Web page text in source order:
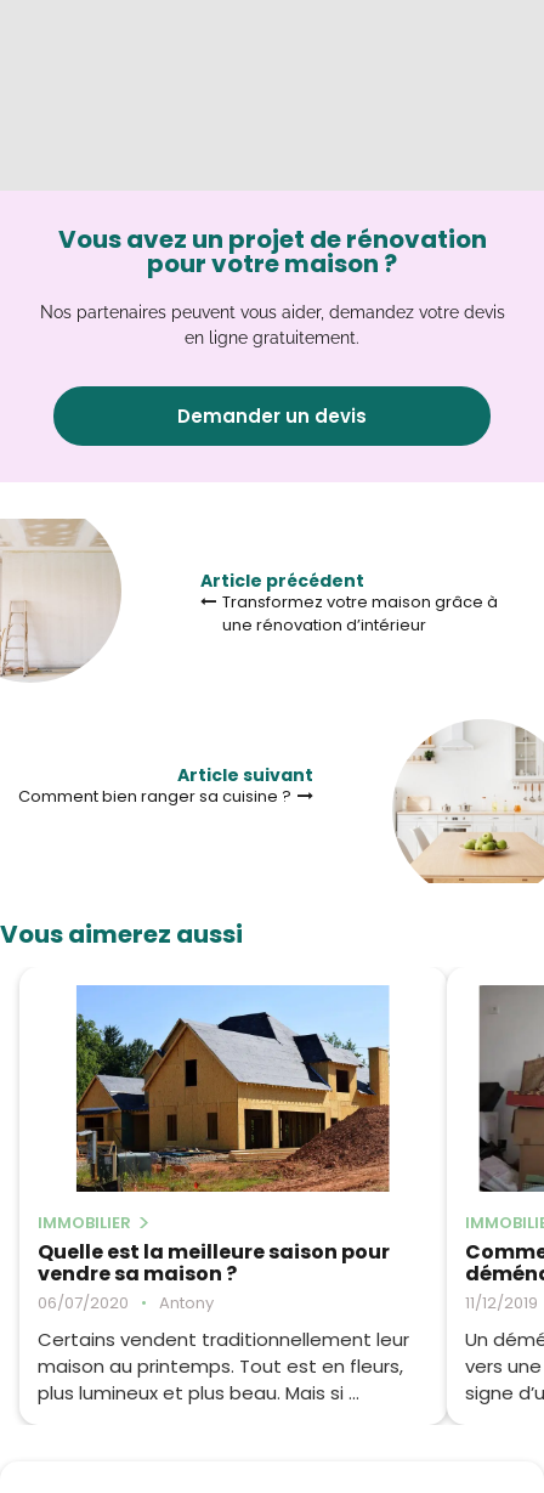
Vous avez un projet de rénovation
pour votre maison ?
Nos partenaires peuvent vous aider, demandez votre devis
en ligne gratuitement.
Demander un devis
Article précédent
Transformez votre maison grâce à
une rénovation d’intérieur
Article suivant
Comment bien ranger sa cuisine ?
Vous aimerez aussi
IMMOBILIER
Quelle est la meilleure saison pour
vendre sa maison ?
06/07/2020 • Antony
Certains vendent traditionnellement leur
maison au printemps. Tout est en fleurs,
plus lumineux et plus beau. Mais si ...
11/12/2019
Un
vers
signe